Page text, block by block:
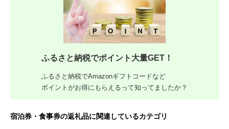
ふるさと納税でポイント大量GET！
ふるさと納税でAmazonギフトコードなど
ポイントがお得にもらえるって知ってましたか？
宿泊券・食事券の返礼品に関連しているカテゴリ